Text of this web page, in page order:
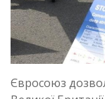
Євросоюз